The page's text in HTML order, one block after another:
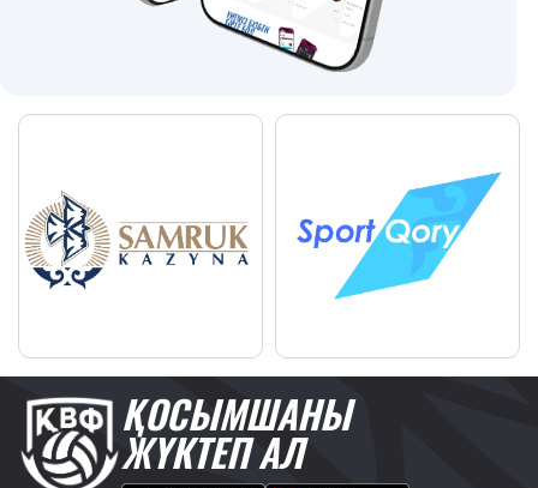
ҚОСЫМШАНЫ
ЖҮКТЕП АЛ